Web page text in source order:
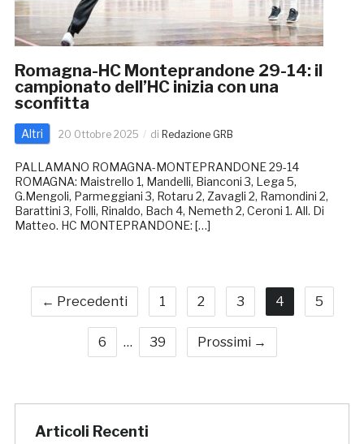
Romagna-HC Monteprandone 29-14: il
campionato dell’HC inizia con una
sconfitta
Altri 20 Ottobre 2025 di Redazione GRB
PALLAMANO ROMAGNA-MONTEPRANDONE 29-14
ROMAGNA: Maistrello 1, Mandelli, Bianconi 3, Lega 5,
G.Mengoli, Parmeggiani 3, Rotaru 2, Zavagli 2, Ramondini 2,
Barattini 3, Folli, Rinaldo, Bach 4, Nemeth 2, Ceroni 1. All. Di
Matteo. HC MONTEPRANDONE: […]
← Precedenti 1 2 3 4 5
6 … 39 Prossimi →
Articoli Recenti